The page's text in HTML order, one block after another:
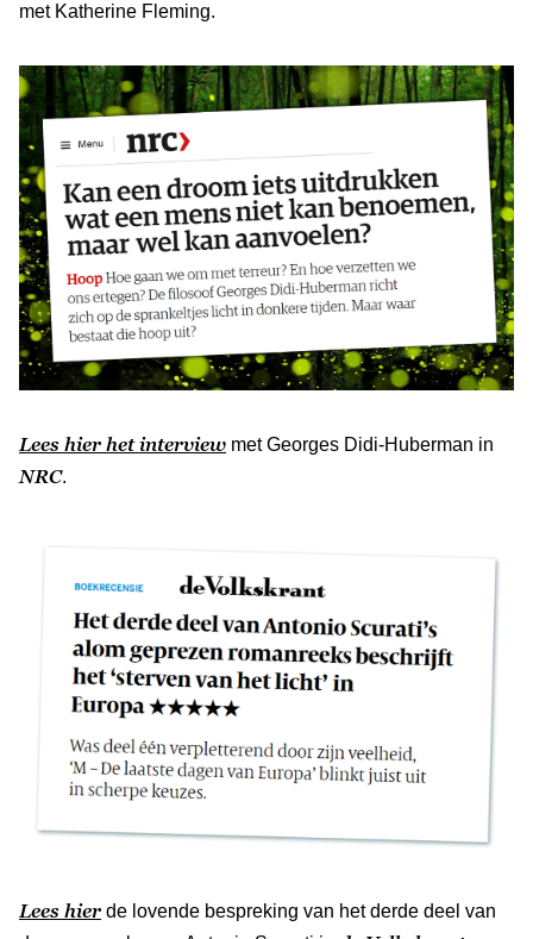
met Katherine Fleming.
Lees hier het interview met Georges Didi-Huberman in
NRC.
Lees hier de lovende bespreking van het derde deel van